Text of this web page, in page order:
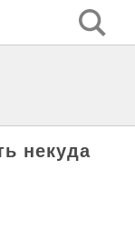
некуда